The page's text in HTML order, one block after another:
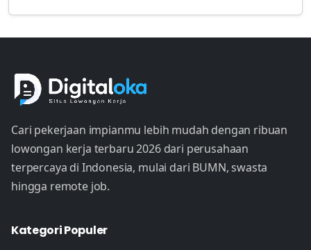
Cari pekerjaan impianmu lebih mudah dengan ribuan
lowongan kerja terbaru 2026 dari perusahaan
terpercaya di Indonesia, mulai dari BUMN, swasta
hingga remote job.
Kategori Populer